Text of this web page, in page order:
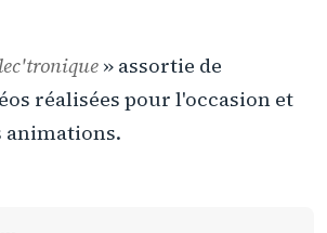
» assortie de
réalisées pour l'occasion et
animations.